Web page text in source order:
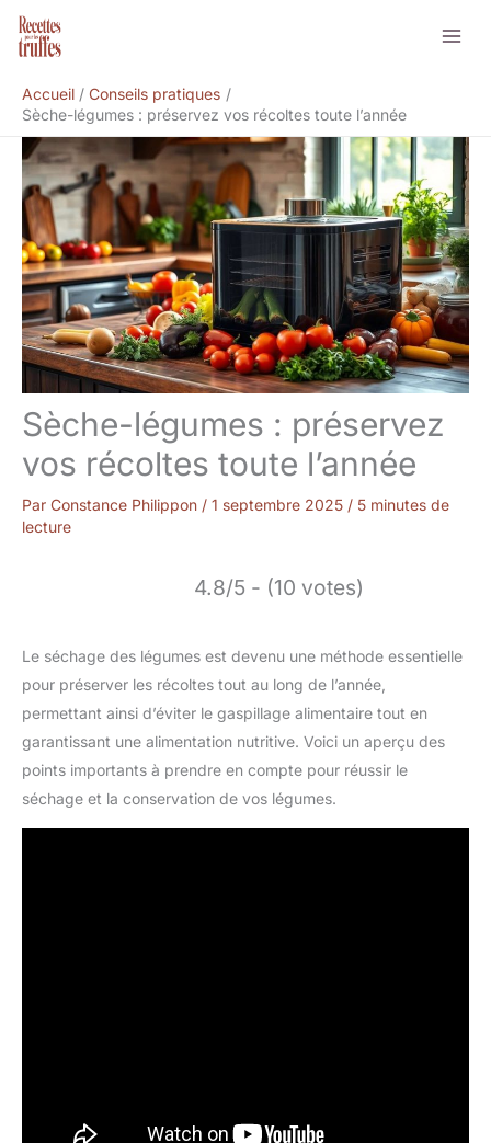
Aller
Accueil
Conseils pratiques
Sèche-légumes : préservez vos récoltes toute l’année
Sèche-légumes : préservez
vos récoltes toute l’année
Par Constance Philippon / 1 septembre 2025 / 5 minutes de
lecture
4.8/5 - (10 votes)
Le séchage des légumes est devenu une méthode essentielle
pour préserver les récoltes tout au long de l’année,
permettant ainsi d’éviter le gaspillage alimentaire tout en
garantissant une alimentation nutritive. Voici un aperçu des
points importants à prendre en compte pour réussir le
séchage et la conservation de vos légumes.
Rechercher